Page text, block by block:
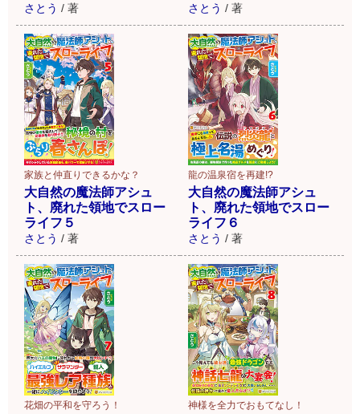
さとう / 著 さとう / 著
家族と仲直りできるかな？
大自然の魔法師アシュ
ト、廃れた領地でスロー
ライフ５
さとう / 著
龍の温泉宿を再建!?
大自然の魔法師アシュ
ト、廃れた領地でスロー
ライフ６
さとう / 著
花畑の平和を守ろう！ 神様を全力でおもてなし！